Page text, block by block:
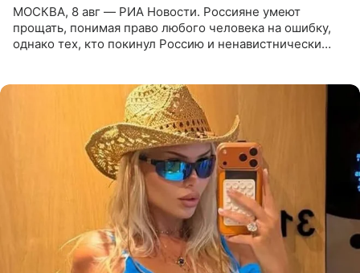
МОСКВА, 8 авг — РИА Новости. Россияне умеют
прощать, понимая право любого человека на ошибку,
однако тех, кто покинул Россию и ненавистнически